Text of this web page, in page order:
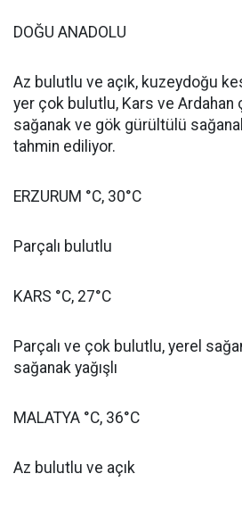
DOĞU ANADOLU
Az bulutlu ve açık, kuzeydoğu
yer çok bulutlu, Kars ve Ardahan
sağanak ve gök gürültülü
tahmin ediliyor.
ERZURUM °C, 30°C
Parçalı bulutlu
KARS °C, 27°C
Parçalı ve çok bulutlu, yerel
sağanak yağışlı
MALATYA °C, 36°C
Az bulutlu ve açık